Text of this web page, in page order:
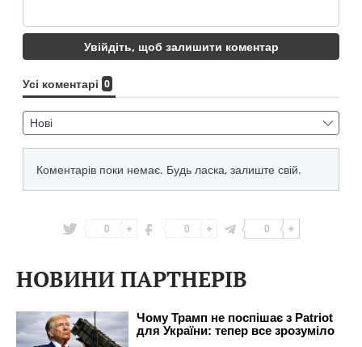
0 0 0
НОВИНИ ПАРТНЕРІВ